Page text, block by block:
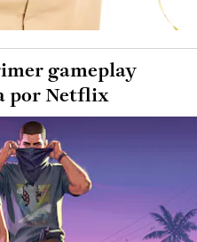
gameplay
por Netflix